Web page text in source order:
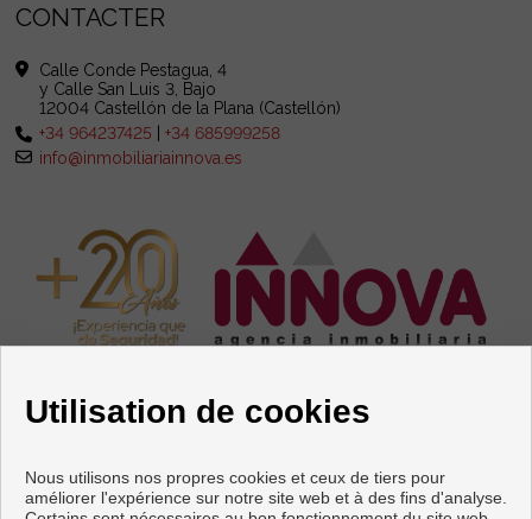
CONTACTER
Calle Conde Pestagua, 4
y Calle San Luis 3, Bajo
12004 Castellón de la Plana (Castellón)
+34 964237425 |+34 685999258
info@inmobiliariainnova.es
Utilisation de cookies
Nous utilisons nos propres cookies et ceux de tiers pour
améliorer l'expérience sur notre site web et à des fins d'analyse.